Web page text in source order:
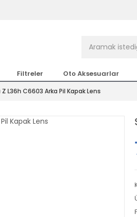
Filtreler Oto Aksesuarlar
L36h C6603 Arka Pil Kapak Lens